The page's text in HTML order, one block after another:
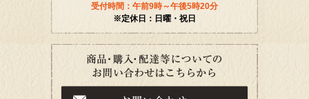
受付時間：午前9時～午後5時20分
※定休日：日曜・祝日